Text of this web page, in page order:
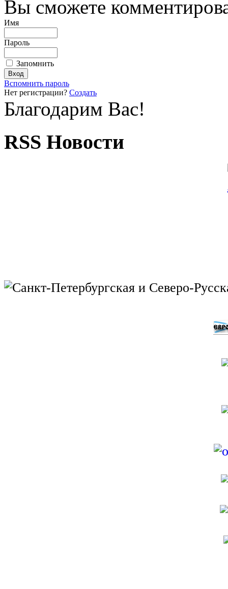
Вы сможете
Имя
Пароль
Запомнить
Вспомнить пароль
Нет регистрации? Создать
Благодарим Вас!
RSS Новости